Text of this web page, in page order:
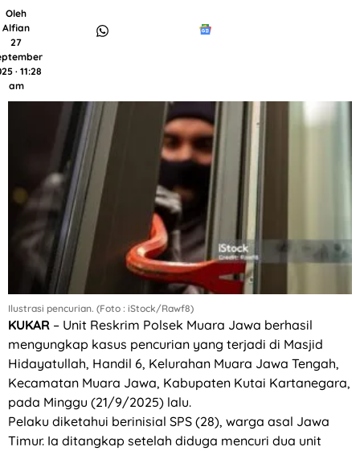
Oleh
Alfian
27
· 11:28
am
Ilustrasi pencurian. (Foto : iStock/Rawf8)
KUKAR – Unit Reskrim Polsek Muara Jawa berhasil
mengungkap kasus pencurian yang terjadi di Masjid
Hidayatullah, Handil 6, Kelurahan Muara Jawa Tengah,
Kecamatan Muara Jawa, Kabupaten Kutai Kartanegara,
pada Minggu (21/9/2025) lalu.
Pelaku diketahui berinisial SPS (28), warga asal Jawa
Timur. Ia ditangkap setelah diduga mencuri dua unit